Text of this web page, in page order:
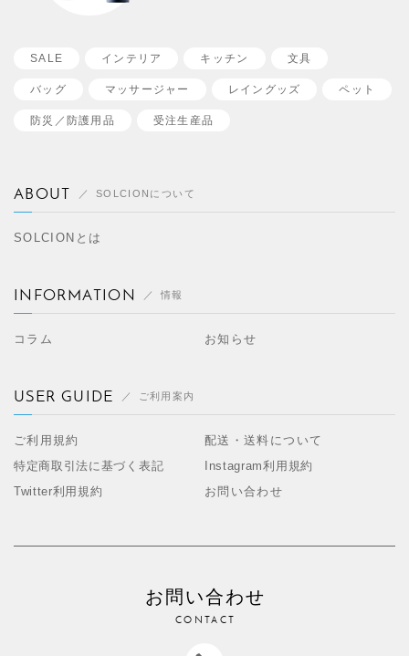
SALE インテリア キッチン 文具
バッグ マッサージャー レイングッズ ペット
防災／ 防護用品 受注生産品
ABOUT SOLCIONについて
SOLCIONとは
INFORMATION 情報
コラム お知らせ
USER GUIDE ご利用案内
ご利用規約
配送・送料について
特定商取引法に基づく表記
Instagram利用規約
Twitter利用規約
お問い合わせ
お問い合わせ
CONTACT